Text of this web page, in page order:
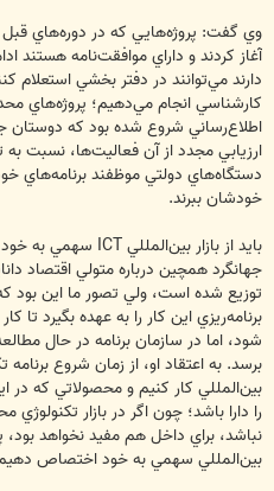
وي گفت: پروژه‌هايي كه در دوره‌هاي قبل
آغاز كردند و داراي موافقت‌نامه هستند
دارند مي‌توانند در دفتر بخشي استعلام
كارشناسي انجام مي‌دهيم؛ پروژه‌هاي
اطلاع‌رساني شروع شده بود كه دوستان
ارزيابي مجدد از آن فعاليت‌ها، نسبت به
دستگاه‌هاي دولتي موظفند برنامه‌هاي
خودشان ببرند.
بايد از بازار بين‌المللي ICT سهمي ‌به خود اختصاص دهيم
جهانگرد همچين درباره متولي اقتصاد
توزيع شده است، ولي تصور ما اين بود
برنامه‌ريزي اين كار را به عهده بگيرد تا
شود، اما در سازمان برنامه در حال
برسد. به اعتقاد او، از زمان شروع
بين‌المللي كار كنيم و محصولاتي كه در
را دارا باشد؛ چون اگر در بازار تكنولوژي
نباشد، براي داخل هم مفيد نخواهد بود،
بين‌المللي سهمي ‌به خود اختصاص